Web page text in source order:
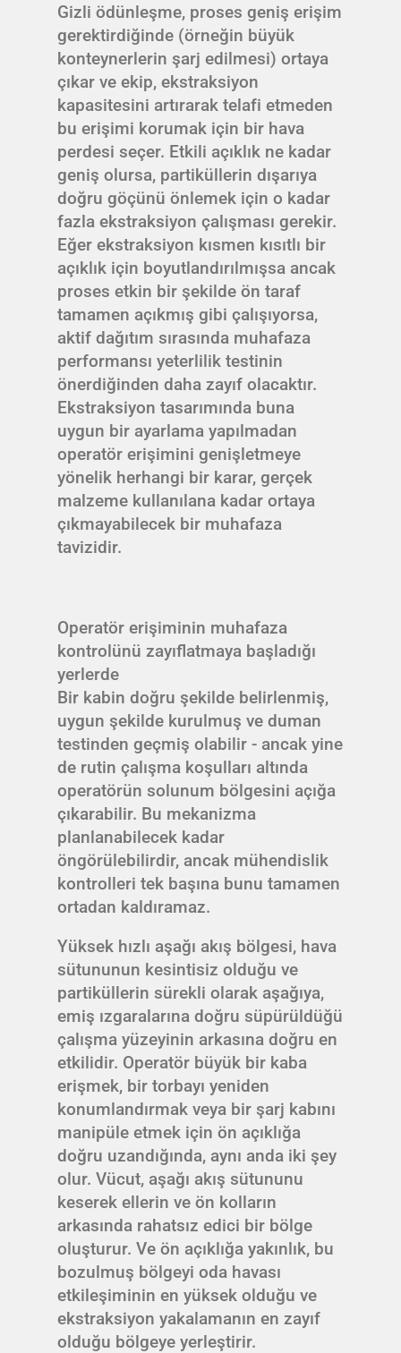
Gizli ödünleşme, proses geniş erişim
gerektirdiğinde (örneğin büyük
konteynerlerin şarj edilmesi) ortaya
çıkar ve ekip, ekstraksiyon
kapasitesini artırarak telafi etmeden
bu erişimi korumak için bir hava
perdesi seçer. Etkili açıklık ne kadar
geniş olursa, partiküllerin dışarıya
doğru göçünü önlemek için o kadar
fazla ekstraksiyon çalışması gerekir.
Eğer ekstraksiyon kısmen kısıtlı bir
açıklık için boyutlandırılmışsa ancak
proses etkin bir şekilde ön taraf
tamamen açıkmış gibi çalışıyorsa,
aktif dağıtım sırasında muhafaza
performansı yeterlilik testinin
önerdiğinden daha zayıf olacaktır.
Ekstraksiyon tasarımında buna
uygun bir ayarlama yapılmadan
operatör erişimini genişletmeye
yönelik herhangi bir karar, gerçek
malzeme kullanılana kadar ortaya
çıkmayabilecek bir muhafaza
tavizidir.
Operatör erişiminin muhafaza
kontrolünü zayıflatmaya başladığı
yerlerde
Bir kabin doğru şekilde belirlenmiş,
uygun şekilde kurulmuş ve duman
testinden geçmiş olabilir - ancak yine
de rutin çalışma koşulları altında
operatörün solunum bölgesini açığa
çıkarabilir. Bu mekanizma
planlanabilecek kadar
öngörülebilirdir, ancak mühendislik
kontrolleri tek başına bunu tamamen
ortadan kaldıramaz.
Yüksek hızlı aşağı akış bölgesi, hava
sütununun kesintisiz olduğu ve
partiküllerin sürekli olarak aşağıya,
emiş ızgaralarına doğru süpürüldüğü
çalışma yüzeyinin arkasına doğru en
etkilidir. Operatör büyük bir kaba
erişmek, bir torbayı yeniden
konumlandırmak veya bir şarj kabını
manipüle etmek için ön açıklığa
doğru uzandığında, aynı anda iki şey
olur. Vücut, aşağı akış sütununu
keserek ellerin ve ön kolların
arkasında rahatsız edici bir bölge
oluşturur. Ve ön açıklığa yakınlık, bu
bozulmuş bölgeyi oda havası
etkileşiminin en yüksek olduğu ve
ekstraksiyon yakalamanın en zayıf
olduğu bölgeye yerleştirir.